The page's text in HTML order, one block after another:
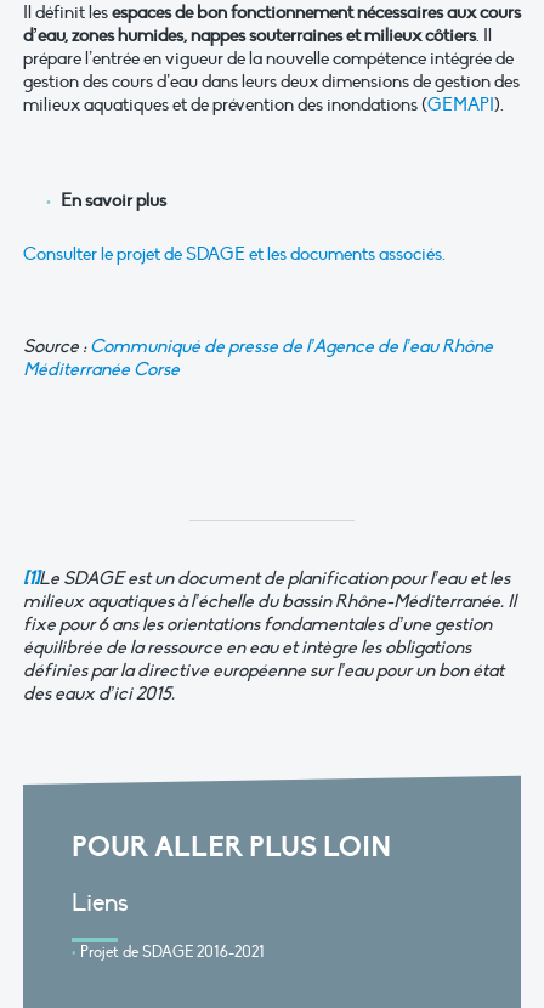
Il définit lesespaces de bon fonctionnement nécessaires aux cours
d’eau, zones humides, nappes souterraines et milieux côtiers. Il
prépare l’entrée en vigueur de la nouvelle compétence intégrée de
gestion des cours d’eau dans leurs deux dimensions de gestion des
milieux aquatiques et de prévention des inondations (GEMAPI ).
En savoir plus
Consulter le projet de SDAGE et les documents associés.
Source :Communiqué de presse de l’Agence de l’eau Rhône
Méditerranée Corse
[1]Le SDAGE est un document de planification pour l’eau et les
milieux aquatiques à l’échelle du bassin Rhône-Méditerranée. Il
fixe pour 6 ans les orientations fondamentales d’une gestion
équilibrée de la ressource en eau et intègre les obligations
définies par la directive européenne sur l’eau pour un bon état
des eaux d’ici 2015.
POUR ALLER PLUS LOIN
Liens
Projet de SDAGE 2016-2021